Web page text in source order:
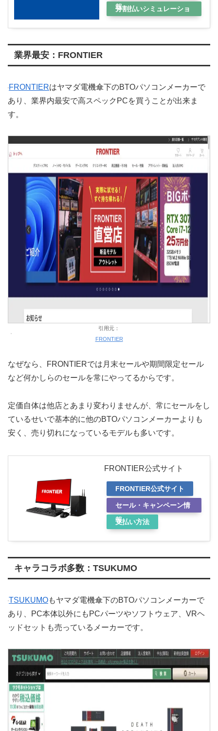
報
分割払いシミュレーショ
業界最安：FRONTIER
FRONTIERはヤマダ電機傘下のBTOパソコンメーカーで
あり、業界内最安で高スペックPCを買うことが出来ま
す。
引用元：
FRONTIER
なぜなら、FRONTIERでは月末セールや期間限定セール
など何かしらのセールを常にやってるからです。
定価自体は他店とあまり変わりませんが、常にセールをし
ているせいで基本的に他のBTOパソコンメーカーよりも
安く、売り切れになっているモデルも多いです。
FRONTIER公式サイト
FRONTIER公式サイト
セール・キャンペーン情
報
支払い方法
キャラコラボ多数：TSUKUMO
TSUKUMOもヤマダ電機傘下のBTOパソコンメーカーで
あり、PC本体以外にもPCパーツやソフトウェア、VRヘ
ッドセットも売っているメーカーです。